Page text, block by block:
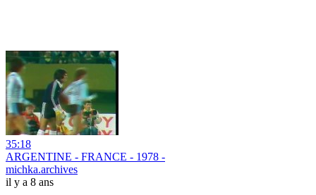
35:18
ARGENTINE - FRANCE - 1978 -
michka.archives
il y a 8 ans